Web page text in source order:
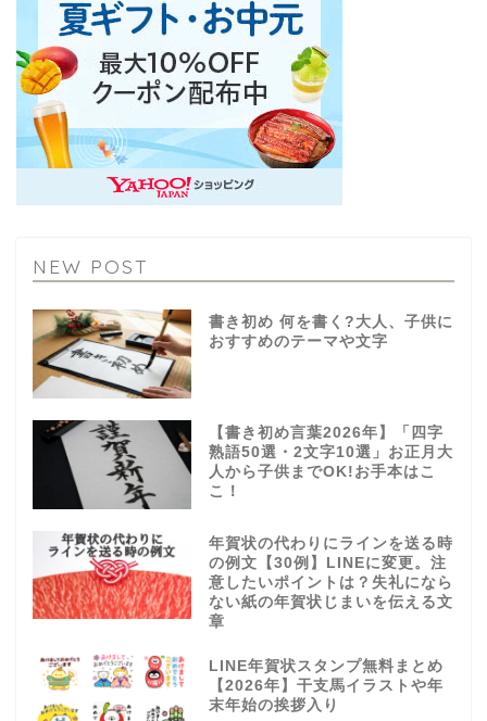
NEW POST
書き初め 何を書く?大人、子供に
おすすめのテーマや文字
【書き初め言葉2026年】「四字
熟語50選・2文字10選」お正月大
人から子供までOK!お手本はこ
こ！
年賀状の代わりにラインを送る時
の例文【30例】LINEに変更。注
意したいポイントは？失礼になら
ない紙の年賀状じまいを伝える文
章
LINE年賀状スタンプ無料まとめ
【2026年】干支馬イラストや年
末年始の挨拶入り